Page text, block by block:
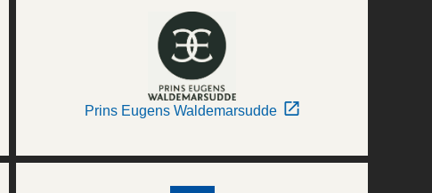
Prins Eugens Waldemarsudde